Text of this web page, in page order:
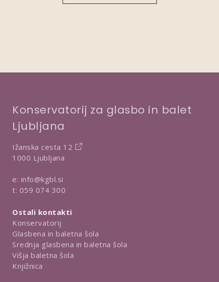
Konservatorij za glasbo in balet
Ljubljana
Ižanska cesta 12
1000 Ljubljana
e: info@kgbl.si
t: 059 074 300
Ostali kontakti
Konservatorij
Glasbena in baletna šola
Srednja glasbena in baletna šola
Višja baletna šola
Knjižnica